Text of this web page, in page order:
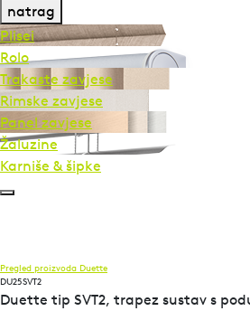
natrag
Plisei
Rolo
Trakaste zavjese
Rimske zavjese
Panel zavjese
Žaluzine
Karniše & šipke
Pregled proizvoda Duette
DU25SVT2
Duette tip SVT2, trapez sustav s